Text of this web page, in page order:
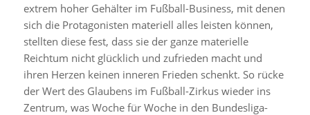
extrem hoher Gehälter im Fußball-Business, mit denen
sich die Protagonisten materiell alles leisten können,
stellten diese fest, dass sie der ganze materielle
Reichtum nicht glücklich und zufrieden macht und
ihren Herzen keinen inneren Frieden schenkt. So rücke
der Wert des Glaubens im Fußball-Zirkus wieder ins
Zentrum, was Woche für Woche in den Bundesliga-